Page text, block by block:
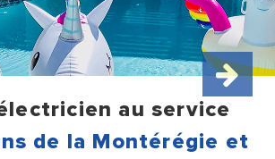
au service
de la Montérégie et